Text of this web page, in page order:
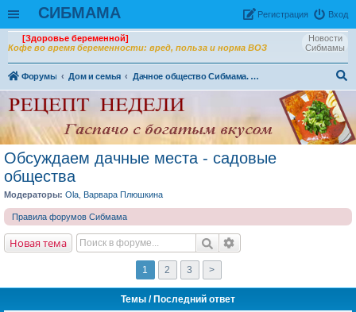
СИБМАМА Вход
Рeгиcтpaция
Новости
Сибмамы
[Здоровье беременной]
Кофе во время беременности: вред, польза и норма ВОЗ
Форумы Дом и семья
Дачное общество Сибмама. Огородно - садовая жизнь
ск
Обсуждаем дачные места - садовые
общества
Модераторы: Ola Варвара Плюшкина
Правила форумов Сибмама
Новая тема
1 2 3 >
Темы / Последний ответ